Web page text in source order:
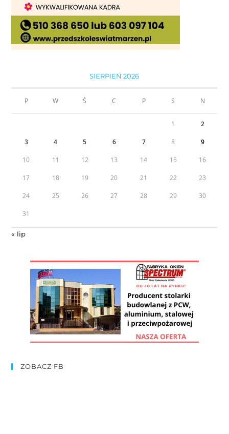
SIERPIEŃ 2026
P W Ś C P S N
1 2
3 4 5 6 7 8 9
10 11 12 13 14 15 16
17 18 19 20 21 22 23
24 25 26 27 28 29 30
31
« lip
ZOBACZ FB